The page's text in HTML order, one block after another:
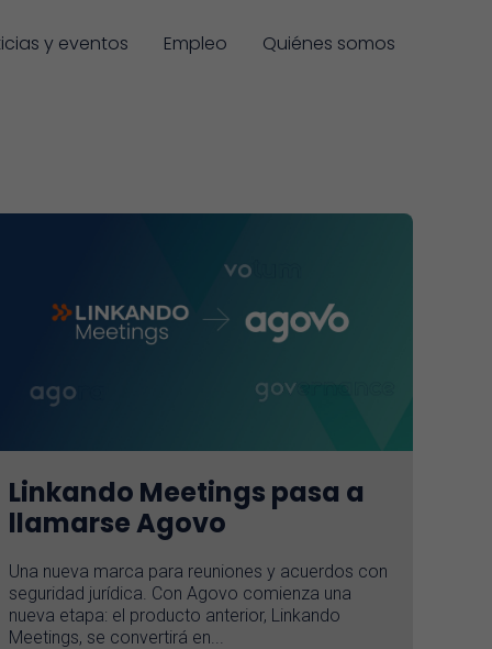
y eventos Empleo Quiénes somos
Linkando Meetings pasa a
llamarse Agovo
Una nueva marca para reuniones y acuerdos con
seguridad jurídica. Con Agovo comienza una
nueva etapa: el producto anterior, Linkando
Meetings, se convertirá en...